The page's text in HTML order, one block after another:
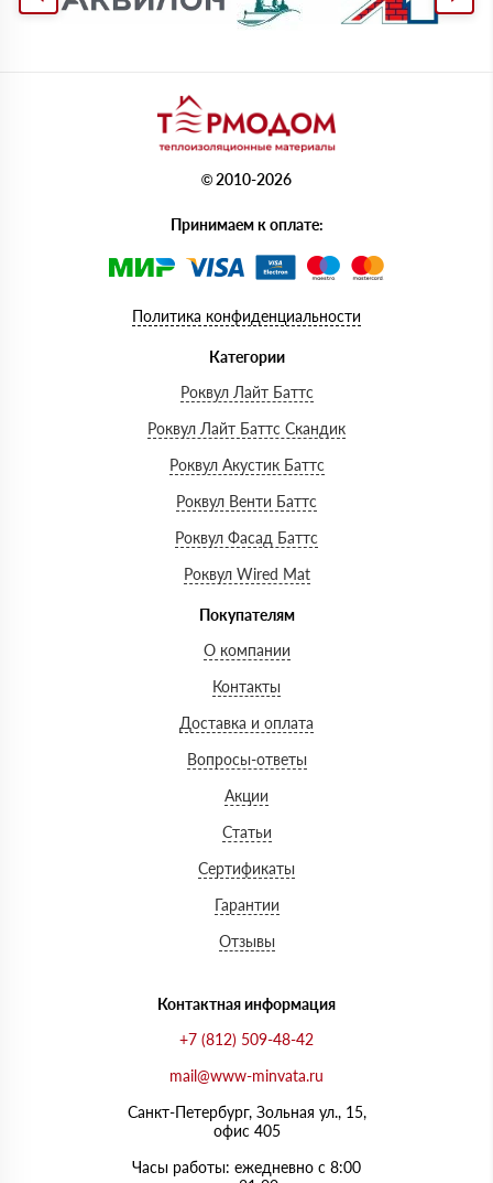
© 2010-2026
Принимаем к оплате:
Политика конфиденциальности
Категории
Роквул Лайт Баттс
Роквул Лайт Баттс Скандик
Роквул Акустик Баттс
Роквул Венти Баттс
Роквул Фасад Баттс
Роквул Wired Mat
Покупателям
О компании
Контакты
Доставка и оплата
Вопросы-ответы
Акции
Статьи
Сертификаты
Гарантии
Отзывы
Контактная информация
+7 (812) 509-48-42
mail@www-minvata.ru
Санкт-Петербург, Зольная ул., 15,
офис 405
Часы работы: ежедневно с 8:00